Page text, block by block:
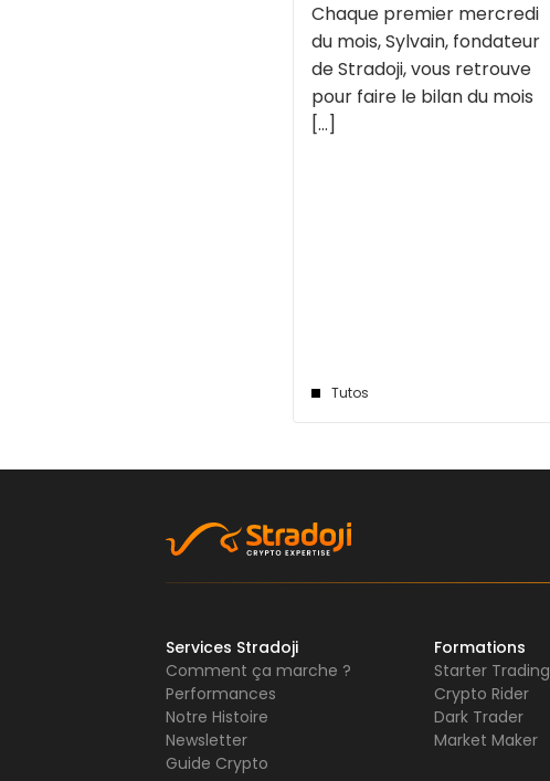
Chaque premier mercredi
du mois, Sylvain, fondateur
de Stradoji, vous retrouve
pour faire le bilan du mois
[...]
Tutos
Services Stradoji
Comment ça marche ?
Performances
Notre Histoire
Newsletter
Guide Crypto
Formations
Starter Trading
Crypto Rider
Dark Trader
Market Maker